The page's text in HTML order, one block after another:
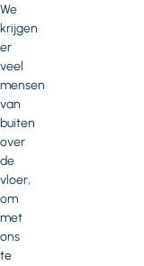
We
krijgen
er
veel
mensen
van
buiten
over
de
vloer,
om
met
ons
te